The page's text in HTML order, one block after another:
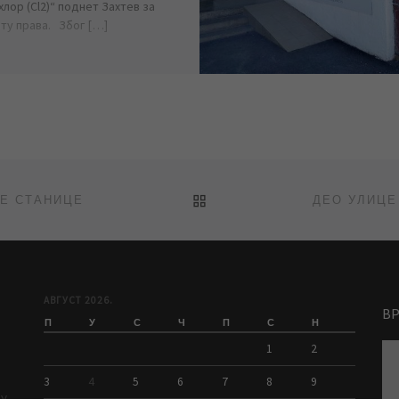
(Cl2)“ поднет Захтев за
права. Због […]
СТАНИЦЕ BACK TO POST LIST
АВГУСТ 2026.
П У С Ч П С Н
1 2
3 4 5 6 7 8 9